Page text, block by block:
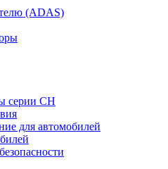
(ADAS)
серии CH
для автомобилей